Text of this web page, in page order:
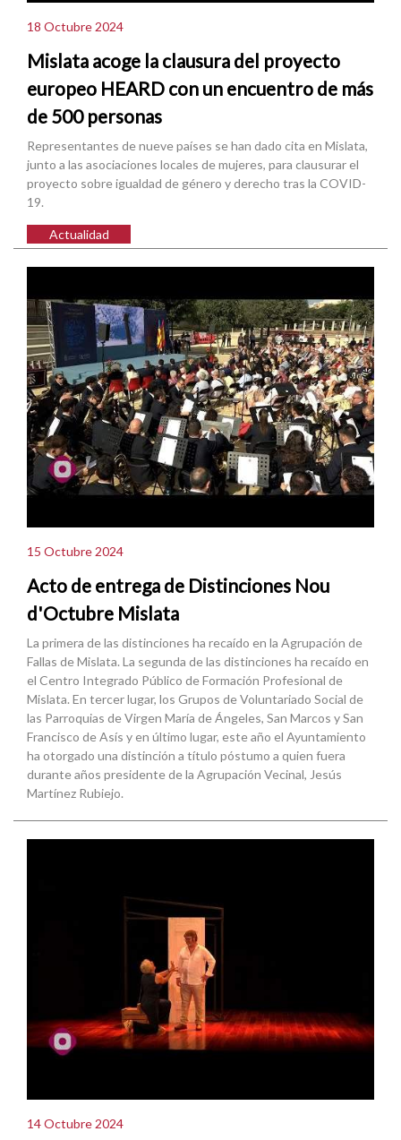
18 Octubre 2024
Mislata acoge la clausura del proyecto
europeo HEARD con un encuentro de más
de 500 personas
Representantes de nueve países se han dado cita en Mislata,
junto a las asociaciones locales de mujeres, para clausurar el
proyecto sobre igualdad de género y derecho tras la COVID-
19.
Actualidad
15 Octubre 2024
Acto de entrega de Distinciones Nou
d'Octubre Mislata
La primera de las distinciones ha recaído en la Agrupación de
Fallas de Mislata. La segunda de las distinciones ha recaído en
el Centro Integrado Público de Formación Profesional de
Mislata. En tercer lugar, los Grupos de Voluntariado Social de
las Parroquias de Virgen María de Ángeles, San Marcos y San
Francisco de Asís y en último lugar, este año el Ayuntamiento
ha otorgado una distinción a título póstumo a quien fuera
durante años presidente de la Agrupación Vecinal, Jesús
Martínez Rubiejo.
14 Octubre 2024